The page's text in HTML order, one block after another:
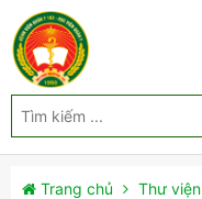
Trang chủ Thư